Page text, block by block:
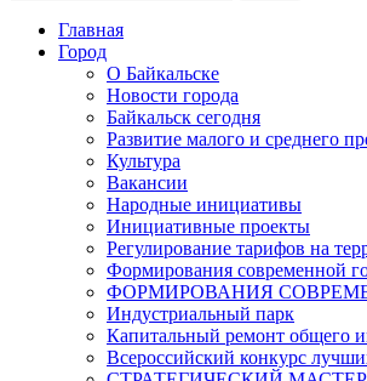
Главная
Город
О Байкальске
Новости города
Байкальск сегодня
Развитие малого и среднего
Культура
Вакансии
Народные инициативы
Инициативные проекты
Регулирование тарифов на
Формирования современной
ФОРМИРОВАНИЯ
Индустриальный парк
Капитальный ремонт общего
Всероссийский конкурс